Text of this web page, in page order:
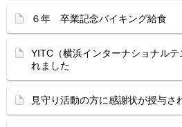
６年 卒業記念バイキング給食
YITC（横浜インターナショナルテ
れました
見守り活動の方に感謝状が授与さ